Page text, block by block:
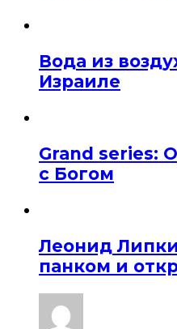
Вода из
Израиле
Grand series:
с Богом
Леонид
панком и